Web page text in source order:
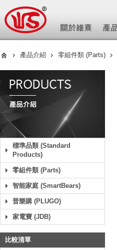
產品介紹 零組件類 (Parts)
標準品類 (Standard
Products)
零組件類 (Parts)
智能家庭 (SmartBears)
普樂購 (PLUGO)
家電寶 (JDB)
比較清單